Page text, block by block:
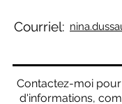
Courriel:
Contactez-moi
d'informations,